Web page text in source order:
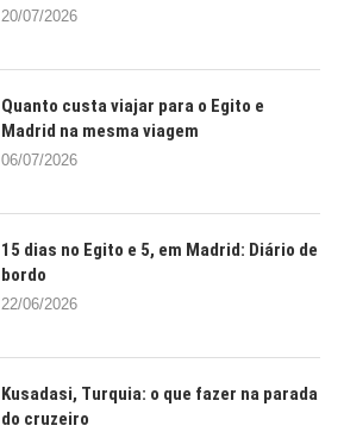
20/07/2026
Quanto custa viajar para o Egito e
Madrid na mesma viagem
06/07/2026
15 dias no Egito e 5, em Madrid: Diário de
bordo
22/06/2026
Kusadasi, Turquia: o que fazer na parada
do cruzeiro